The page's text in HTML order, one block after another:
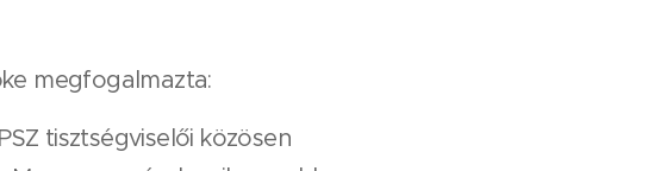
megfogalmazta:
tisztségviselői közösen